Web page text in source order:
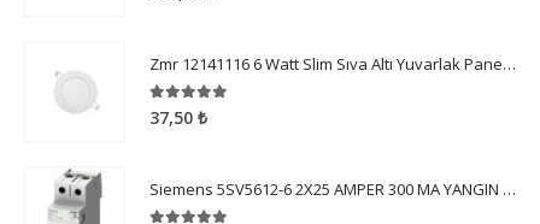
Zmr 12141116 6 Watt Slim Sıva Altı Yuvarlak Panel Armatür 3000 Kelvin
5.005 üzerinden
37,50 ₺
Siemens 5SV5612-6 2X25 AMPER 300 MA YANGIN KORUMA